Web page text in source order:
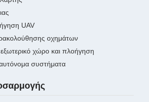
UAV
οχημάτων
χώρο και πλοήγηση
συστήματα